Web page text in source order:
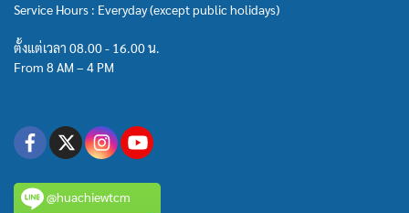
Service Hours : Everyday (except public holidays)
ตั้งแต่เวลา 08.00 - 16.00 น.
From 8 AM – 4 PM
@huachiewtcm